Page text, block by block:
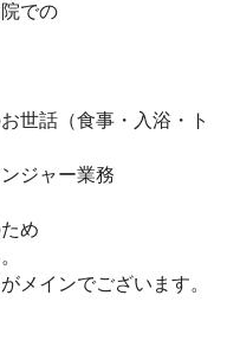
での
世話（食事・入浴・ト
ジャー業務
め
メインでございます。